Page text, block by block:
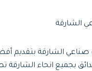
الشارقة
الشارقة بتقديم
بجميع انحاء الشارقة